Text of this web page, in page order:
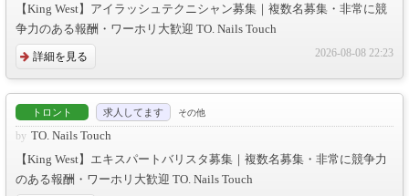
【King West】アイラッシュテクニシャン募集｜複数名募集・非常に競
争力のある報酬・ワーホリ大歓迎 TO. Nails Touch
詳細を見る 2026-08-08 22:23
トロント 求人してます その他
TO. Nails Touch
【King West】エキスパートバリスタ募集｜複数名募集・非常に競争力
のある報酬・ワーホリ大歓迎 TO. Nails Touch